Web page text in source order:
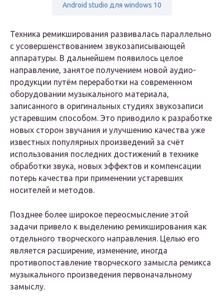
Android studio для windows 10
Техника ремикширования развивалась параллельно
с усовершенствованием звукозаписывающей
аппаратуры. В дальнейшем появилось целое
направление, занятое получением новой аудио-
продукции путём переработки на современном
оборудовании музыкального материала,
записанного в оригинальных студиях звукозаписи
устаревшим способом. Это приводило к разработке
новых сторон звучания и улучшению качества уже
известных популярных произведений за счёт
использования последних достижений в технике
обработки звука, новых эффектов и компенсации
потерь качества при применении устаревших
носителей и методов.
Позднее более широкое переосмысление этой
задачи привело к выделению ремикширования как
отдельного творческого направления. Целью его
является расширение, изменение, иногда
противопоставление творческого замысла ремикса
музыкального произведения первоначальному
замыслу.